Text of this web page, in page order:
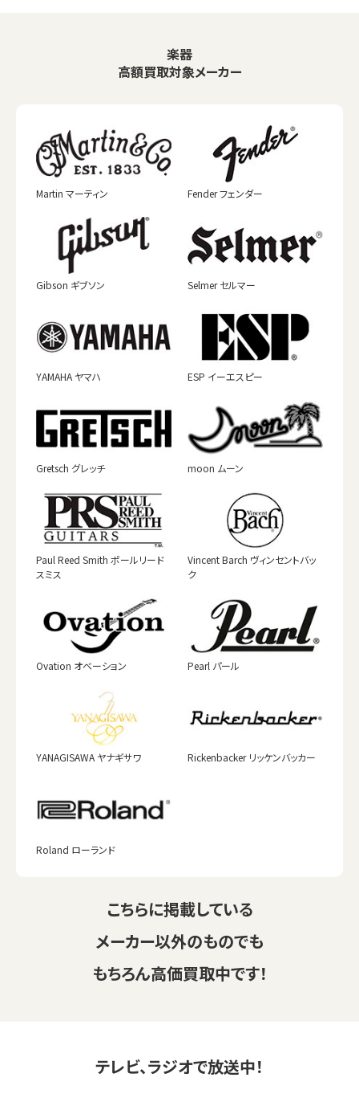
楽器
高額買取対象メーカー
Martin マーティン Fender フェンダー
Gibson ギブソン Selmer セルマー
YAMAHA ヤマハ ESP イーエスピー
Gretsch グレッチ moon ムーン
Paul Reed Smith ポールリード
スミス
Vincent Barch ヴィンセントバッ
ク
Ovation オベーション Pearl パール
YANAGISAWA ヤナギサワ Rickenbacker リッケンバッカー
Roland ローランド
こちらに掲載している
メーカー以外のものでも
もちろん高価買取中です！
テレビ、ラジオで放送中！